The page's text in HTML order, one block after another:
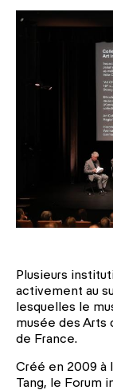
Plusieurs
activement au
lesquelles le
musée des Arts
de France.
Créé en 2009 à
Tang, le Forum